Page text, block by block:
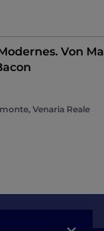
Von
Venaria Reale